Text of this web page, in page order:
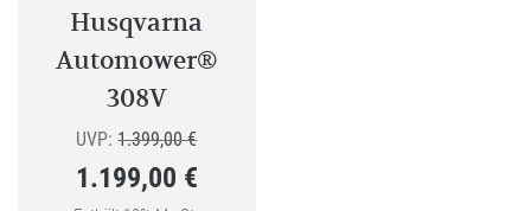
Husqvarna
Automower®
308V
UVP: 1.399,00€Ursprünglicher
Preis
1.199,00 €